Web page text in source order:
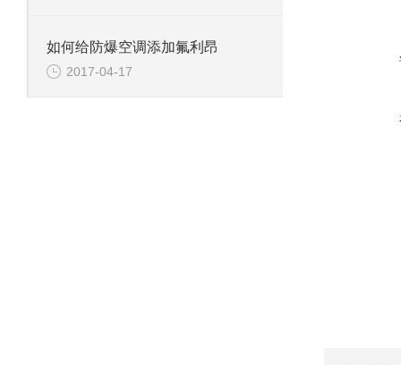
如何给防爆空调添加氟利昂
2017-04-17